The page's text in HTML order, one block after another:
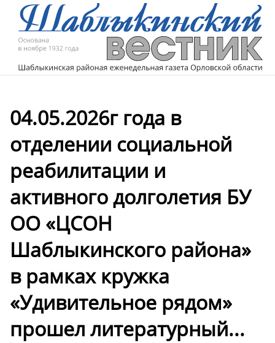
04.05.2026г года в
отделении социальной
реабилитации и
активного долголетия БУ
ОО «ЦСОН
Шаблыкинского района»
в рамках кружка
«Удивительное рядом»
прошел литературный...